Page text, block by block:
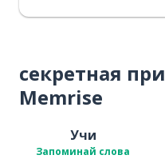
секретная
Memrise
Учи
Запоминай слова